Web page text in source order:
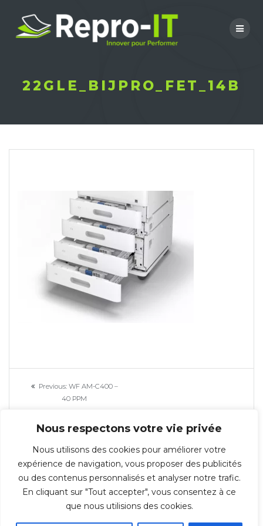
Nous respectons votre vie privée
Nous utilisons des cookies pour améliorer votre
expérience de navigation, vous proposer des publicités
ou des contenus personnalisés et analyser notre trafic.
En cliquant sur "Tout accepter", vous consentez à ce
que nous utilisions des cookies.
to
content
22GLE_BIJPRO_FET_14B
l’article
Previous: Previous
post:
WF AM-C400 –
40 PPM
© 2026 Repro-IT - Groupe IT & You ©️ - SAS au capital de 350 000€ -
Immeuble l'ARSENAL 123, rue de Condé 59021 LILLE Cedex TÉL : 03 20 30 38